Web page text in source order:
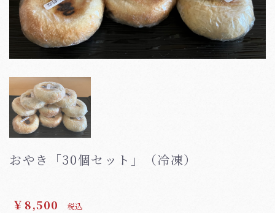
おやき「30個セット」（冷凍）
￥8,500 税込